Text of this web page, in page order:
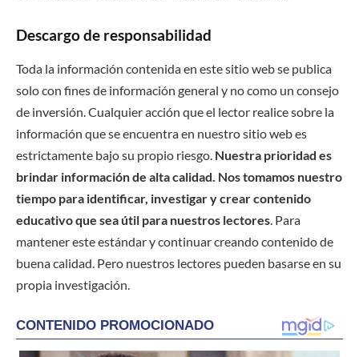
Descargo de responsabilidad
Toda la información contenida en este sitio web se publica
solo con fines de información general y no como un consejo
de inversión. Cualquier acción que el lector realice sobre la
información que se encuentra en nuestro sitio web es
estrictamente bajo su propio riesgo. Nuestra prioridad es
brindar información de alta calidad. Nos tomamos nuestro
tiempo para identificar, investigar y crear contenido
educativo que sea útil para nuestros lectores. Para
mantener este estándar y continuar creando contenido de
buena calidad. Pero nuestros lectores pueden basarse en su
propia investigación.